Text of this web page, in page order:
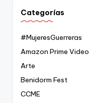
Categorías
#MujeresGuerreras
Amazon Prime Video
Arte
Benidorm Fest
CCME